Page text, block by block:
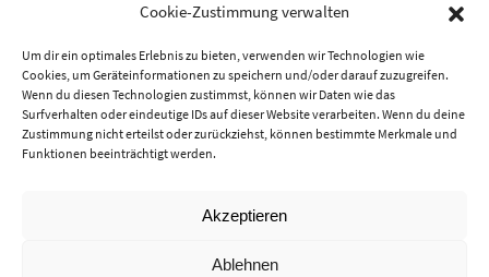
Cookie-Zustimmung verwalten
Um dir ein optimales Erlebnis zu bieten, verwenden wir Technologien wie
Cookies, um Geräteinformationen zu speichern und/oder darauf zuzugreifen.
Wenn du diesen Technologien zustimmst, können wir Daten wie das
Surfverhalten oder eindeutige IDs auf dieser Website verarbeiten. Wenn du deine
Zustimmung nicht erteilst oder zurückziehst, können bestimmte Merkmale und
Funktionen beeinträchtigt werden.
Akzeptieren
Ablehnen
Datenschutzerklärung
Zahlungsarten
PayPal